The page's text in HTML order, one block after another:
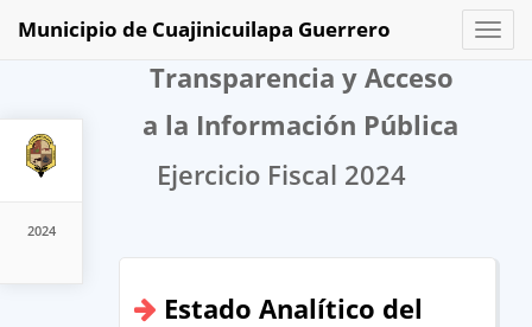
2024
Toggle
Municipio de Cuajinicuilapa Guerrero
Transparencia y Acceso
a la Información Pública
Ejercicio Fiscal 2024
Estado Analítico del